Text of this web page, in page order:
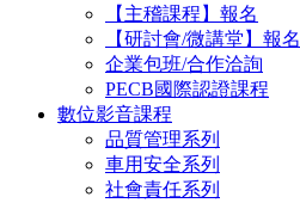
【主稽課程】報名
【研討會/微講堂】報名
企業包班/合作洽詢
PECB國際認證課程
數位影音課程
品質管理系列
車用安全系列
社會責任系列